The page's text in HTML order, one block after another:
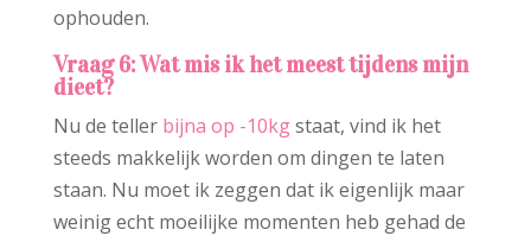
ophouden.
Vraag 6: Wat mis ik het meest tijdens mijn
dieet?
Nu de teller bijna op -10kgstaat, vind ik het
steeds makkelijk worden om dingen te laten
staan. Nu moet ik zeggen dat ik eigenlijk maar
weinig echt moeilijke momenten heb gehad de